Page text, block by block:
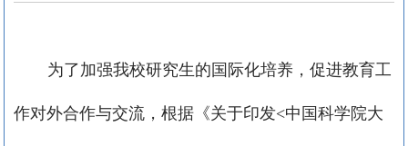
为了加强我校研究生的国际化培养，促进教育工
作对外合作与交流，根据《关于印发<中国科学院大